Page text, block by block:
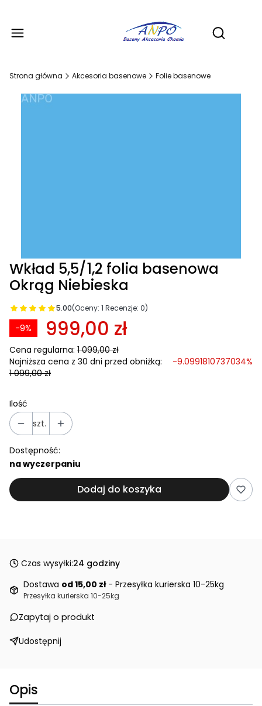
Otwórz
Strona główna Akcesoria basenowe Folie basenowe
Wkład 5,5/1,2 folia basenowa
Okrąg Niebieska
5.00(Oceny: 1 Recenzje: 0)
999,00 zł
Cena regularna: 1 099,00 zł
-9%
Najniższa cena z 30 dni przed obniżką:
1 099,00 zł
-9.0991810737034%
Ilość
szt.
Dostępność:
na wyczerpaniu
Dodaj do koszyka
Czas wysyłki:24 godziny
Dostawa od 15,00 zł - Przesyłka kurierska 10-25kg
Przesyłka kurierska 10-25kg
Zapytaj o produkt
Udostępnij
Opis